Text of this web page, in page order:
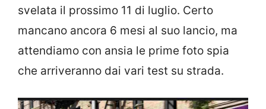
svelata il prossimo 11 di luglio. Certo
mancano ancora 6 mesi al suo lancio, ma
attendiamo con ansia le prime foto spia
che arriveranno dai vari test su strada.